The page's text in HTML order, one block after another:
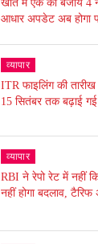
खाते मे एक की बजाय 4
आधार अपडेट अब होगा
व्यापार
ITR फाइलिंग की
15 सितंबर तक बढ़ाई
व्यापार
RBI ने रेपो रेट में नहीं
नहीं होगा बदलाव,